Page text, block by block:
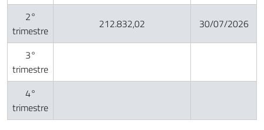
2°
trimestre
212.832,02 30/07/2026
3°
trimestre
4°
trimestre